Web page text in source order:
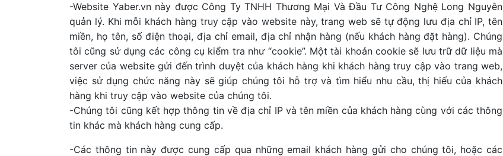
-Website Yaber.vn này được Công Ty TNHH Thương Mại Và Đầu Tư Công Nghệ Long Nguyên
quản lý. Khi mỗi khách hàng truy cập vào website này, trang web sẽ tự động lưu địa chỉ IP, tên
miền, họ tên, số điện thoại, địa chỉ email, địa chỉ nhận hàng (nếu khách hàng đặt hàng). Chúng
tôi cũng sử dụng các công cụ kiểm tra như “cookie”. Một tài khoản cookie sẽ lưu trữ dữ liệu mà
server của website gửi đến trình duyệt của khách hàng khi khách hàng truy cập vào trang web,
việc sử dụng chức năng này sẽ giúp chúng tôi hỗ trợ và tìm hiểu nhu cầu, thị hiếu của khách
hàng khi truy cập vào website của chúng tôi.
-Chúng tôi cũng kết hợp thông tin về địa chỉ IP và tên miền của khách hàng cùng với các thông
tin khác mà khách hàng cung cấp.
-Các thông tin này được cung cấp qua những email khách hàng gửi cho chúng tôi, hoặc các